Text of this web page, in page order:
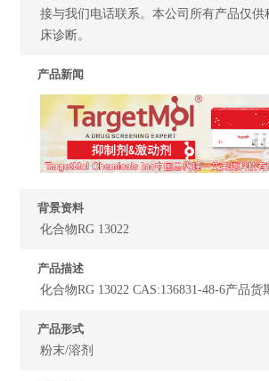
接与我们电话联系。本公司所有产品仅供
床诊断。
产品新闻
背景资料
化合物RG 13022
产品描述
化合物RG 13022 CAS:136831-48-6产品货
产品形式
粉末/溶剂